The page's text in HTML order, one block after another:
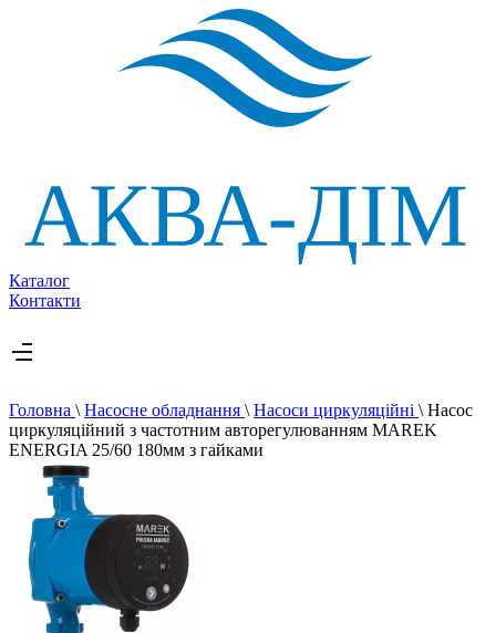
Каталог
Контакти
Головна \ Насосне обладнання \ Насоси циркуляційні \ Насос
циркуляційний з частотним авторегулюванням MAREK
ENERGIA 25/60 180мм з гайками